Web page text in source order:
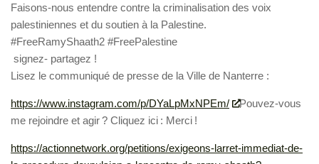
Faisons-nous entendre contre la criminalisation des voix
palestiniennes et du soutien à la Palestine.
#FreeRamyShaath2 #FreePalestine
signez- partagez !
Lisez le communiqué de presse de la Ville de Nanterre :
https://www.instagram.com/p/DYaLpMxNPEm/
Pouvez-vous
me rejoindre et agir ? Cliquez ici : Merci !
https://actionnetwork.org/petitions/exigeons-larret-immediat-de-